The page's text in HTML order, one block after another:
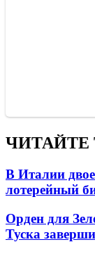
ЧИТАЙТЕ
В Италии
лотерейный
Орден для
Туска